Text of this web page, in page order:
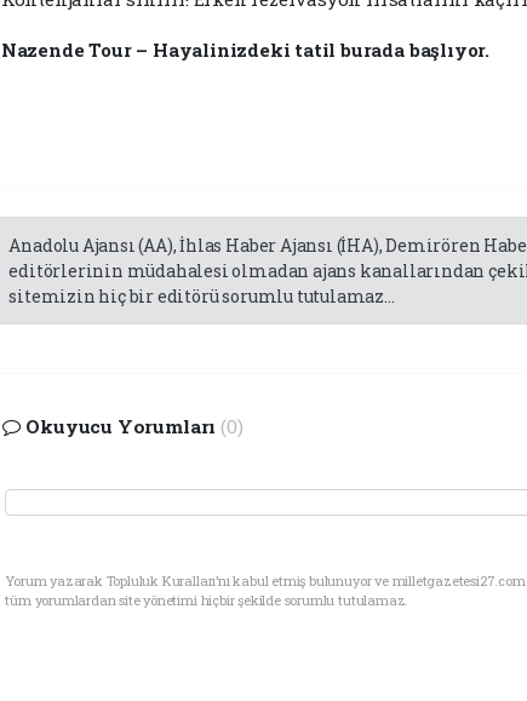
Nazende Tour – Hayalinizdeki tatil burada başlıyor.
Anadolu Ajansı (AA), İhlas Haber Ajansı (İHA), Demirören
editörlerinin müdahalesi olmadan ajans kanallarından
sitemizin hiç bir editörü sorumlu tutulamaz...
Okuyucu Yorumları (0)
Yorum yazarak Topluluk Kuralları’nı kabul etmiş bulunuyor ve
tüm yorumlardan site yönetimi hiçbir şekilde sorumlu tutulamaz.